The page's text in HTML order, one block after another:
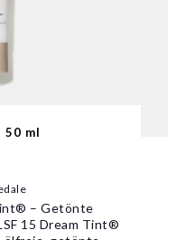
50 ml
– Getönte
15 Dream Tint®